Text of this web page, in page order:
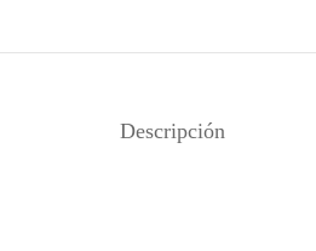
Descripción